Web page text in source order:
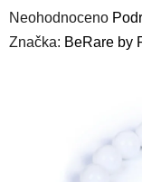
Průměrné
hodnocení
Neohodnoceno
Značka: BeRare by